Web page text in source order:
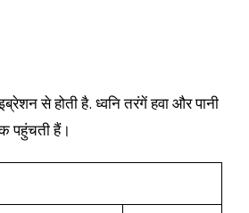
से होती है. ध्वनि तरंगें हवा और पानी
पहुंचती हैं।